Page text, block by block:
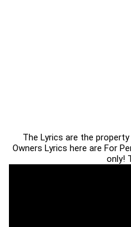
The Lyrics are the
Owners Lyrics here are For
only!